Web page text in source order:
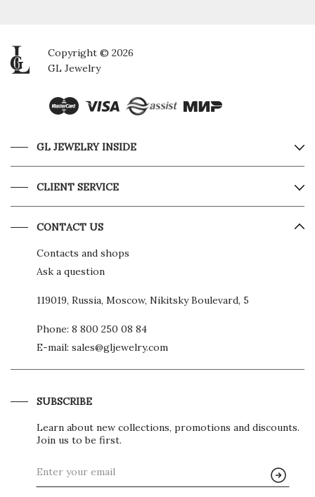
Copyright © 2026
GL Jewelry
GL JEWELRY INSIDE
CLIENT SERVICE
CONTACT US
Contacts and shops
Ask a question
119019, Russia, Moscow, Nikitsky Boulevard, 5
Phone: 8 800 250 08 84
E-mail: sales@gljewelry.com
SUBSCRIBE
Learn about new collections, promotions and discounts.
Join us to be first.